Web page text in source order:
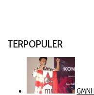
TERPOPULER